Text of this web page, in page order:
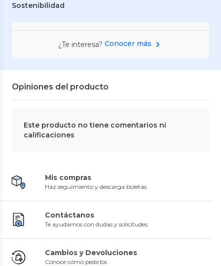
Sostenibilidad
¿Te interesa? Conocer más
Opiniones del producto
Este producto no tiene comentarios ni
calificaciones
Mis compras
Haz seguimiento y descarga boletas
Contáctanos
Te ayudamos con dudas y solicitudes
Cambios y Devoluciones
Conoce cómo pedirlos